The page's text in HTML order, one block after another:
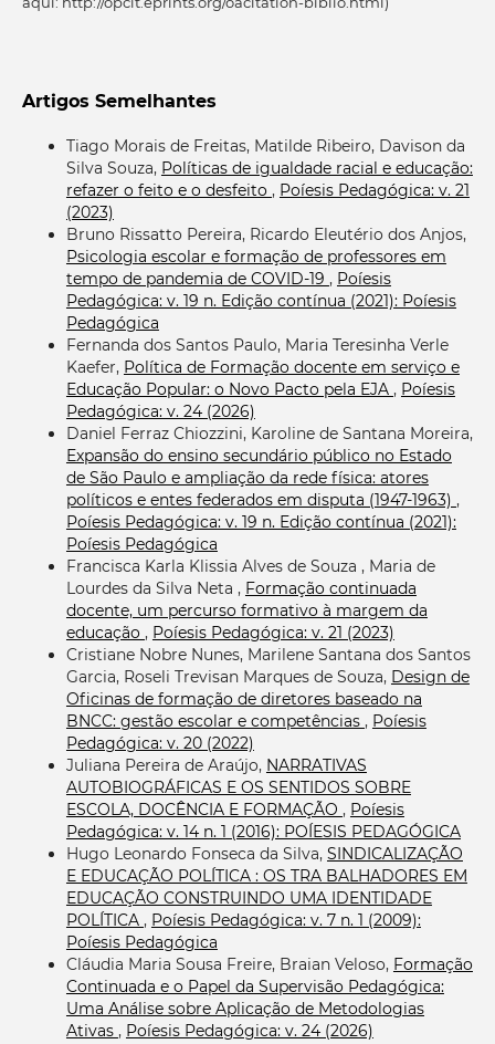
Artigos Semelhantes
Tiago Morais de Freitas, Matilde Ribeiro, Davison da
Silva Souza, Políticas de igualdade racial e educação:
refazer o feito e o desfeito , Poíesis Pedagógica: v. 21
(2023)
Bruno Rissatto Pereira, Ricardo Eleutério dos Anjos,
Psicologia escolar e formação de professores em
tempo de pandemia de COVID-19 , Poíesis
Pedagógica: v. 19 n. Edição contínua (2021): Poíesis
Pedagógica
Fernanda dos Santos Paulo, Maria Teresinha Verle
Kaefer, Política de Formação docente em serviço e
Educação Popular: o Novo Pacto pela EJA , Poíesis
Pedagógica: v. 24 (2026)
Daniel Ferraz Chiozzini, Karoline de Santana Moreira,
Expansão do ensino secundário público no Estado
de São Paulo e ampliação da rede física: atores
políticos e entes federados em disputa (1947-1963) ,
Poíesis Pedagógica: v. 19 n. Edição contínua (2021):
Poíesis Pedagógica
Francisca Karla Klissia Alves de Souza , Maria de
Lourdes da Silva Neta , Formação continuada
docente, um percurso formativo à margem da
educação , Poíesis Pedagógica: v. 21 (2023)
Cristiane Nobre Nunes, Marilene Santana dos Santos
Garcia, Roseli Trevisan Marques de Souza, Design de
Oficinas de formação de diretores baseado na
BNCC: gestão escolar e competências , Poíesis
Pedagógica: v. 20 (2022)
Juliana Pereira de Araújo, NARRATIVAS
AUTOBIOGRÁFICAS E OS SENTIDOS SOBRE
ESCOLA, DOCÊNCIA E FORMAÇÃO , Poíesis
Pedagógica: v. 14 n. 1 (2016): POÍESIS PEDAGÓGICA
Hugo Leonardo Fonseca da Silva, SINDICALIZAÇÃO
E EDUCAÇÃO POLÍTICA : OS TRA BALHADORES EM
EDUCAÇÃO CONSTRUINDO UMA IDENTIDADE
POLÍTICA , Poíesis Pedagógica: v. 7 n. 1 (2009):
Poíesis Pedagógica
Cláudia Maria Sousa Freire, Braian Veloso, Formação
Continuada e o Papel da Supervisão Pedagógica:
Uma Análise sobre Aplicação de Metodologias
Ativas , Poíesis Pedagógica: v. 24 (2026)